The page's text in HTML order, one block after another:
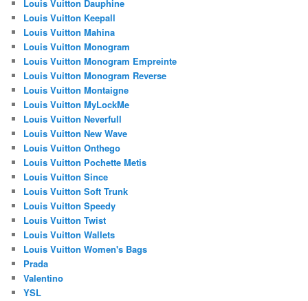
Louis Vuitton Dauphine
Louis Vuitton Keepall
Louis Vuitton Mahina
Louis Vuitton Monogram
Louis Vuitton Monogram Empreinte
Louis Vuitton Monogram Reverse
Louis Vuitton Montaigne
Louis Vuitton MyLockMe
Louis Vuitton Neverfull
Louis Vuitton New Wave
Louis Vuitton Onthego
Louis Vuitton Pochette Metis
Louis Vuitton Since
Louis Vuitton Soft Trunk
Louis Vuitton Speedy
Louis Vuitton Twist
Louis Vuitton Wallets
Louis Vuitton Women's Bags
Prada
Valentino
YSL